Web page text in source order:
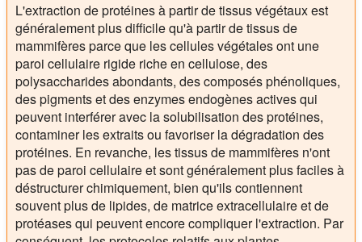
L'extraction de protéines à partir de tissus végétaux est
généralement plus difficile qu'à partir de tissus de
mammifères parce que les cellules végétales ont une
paroi cellulaire rigide riche en cellulose, des
polysaccharides abondants, des composés phénoliques,
des pigments et des enzymes endogènes actives qui
peuvent interférer avec la solubilisation des protéines,
contaminer les extraits ou favoriser la dégradation des
protéines. En revanche, les tissus de mammifères n'ont
pas de paroi cellulaire et sont généralement plus faciles à
déstructurer chimiquement, bien qu'ils contiennent
souvent plus de lipides, de matrice extracellulaire et de
protéases qui peuvent encore compliquer l'extraction. Par